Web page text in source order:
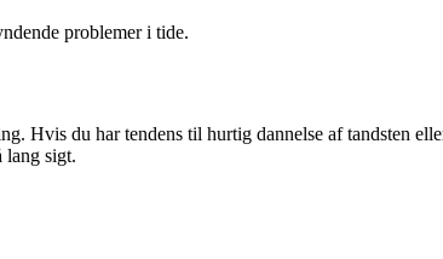
problemer i tide.
Hvis du har tendens til hurtig dannelse af tandsten
lang sigt.